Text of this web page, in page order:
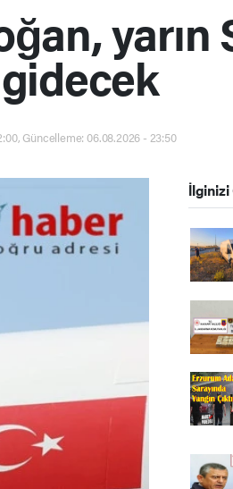
yarın
Güncelleme: 06.08.2026 - 23:50